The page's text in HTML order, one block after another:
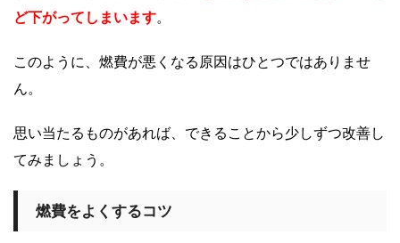
ど下がってしまいます。
このように、燃費が悪くなる原因はひとつではありませ
ん。
思い当たるものがあれば、できることから少しずつ改善し
てみましょう。
燃費をよくするコツ